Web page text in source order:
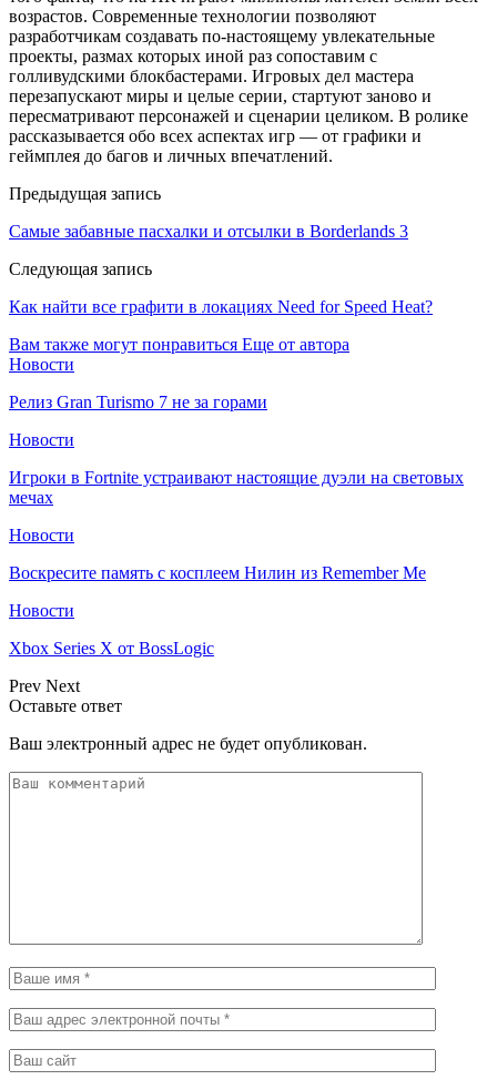
возрастов. Современные технологии позволяют
разработчикам создавать по-настоящему увлекательные
проекты, размах которых иной раз сопоставим с
голливудскими блокбастерами. Игровых дел мастера
перезапускают миры и целые серии, стартуют заново и
пересматривают персонажей и сценарии целиком. В ролике
рассказывается обо всех аспектах игр — от графики и
геймплея до багов и личных впечатлений.
Предыдущая запись
Самые забавные пасхалки и отсылки в Borderlands 3
Следующая запись
Как найти все графити в локациях Need for Speed Heat?
Вам также могут понравиться Еще от автора
Новости
Релиз Gran Turismo 7 не за горами
Новости
Игроки в Fortnite устраивают настоящие дуэли на световых
мечах
Новости
Воскресите память с косплеем Нилин из Remember Me
Новости
Xbox Series X от BossLogic
Prev Next
Оставьте ответ
Ваш электронный адрес не будет опубликован.